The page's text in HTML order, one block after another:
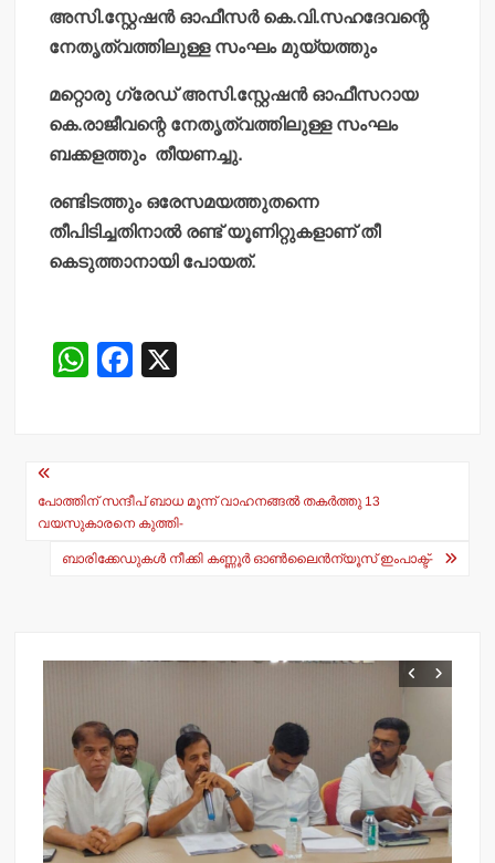
അസി.സ്റ്റേഷന്‍ ഓഫീസര്‍ കെ.വി.സഹദേവന്റെ
നേതൃത്വത്തിലുള്ള സംഘം മുയ്യത്തും
മറ്റൊരു ഗ്രേഡ് അസി.സ്റ്റേഷന്‍ ഓഫീസറായ
കെ.രാജീവന്റെ നേതൃത്വത്തിലുള്ള സംഘം
ബക്കളത്തും തീയണച്ചു.
രണ്ടിടത്തും ഒരേസമയത്തുതന്നെ
തീപിടിച്ചതിനാല്‍ രണ്ട് യൂണിറ്റുകളാണ് തീ
കെടുത്താനായി പോയത്.
W
A
p
p
F
b
o
o
Post
navigation
പോത്തിന് സന്ദീപ് ബാധ മൂന്ന് വാഹനങ്ങല്‍ തകര്‍ത്തു 13
വയസുകാരനെ കുത്തി-
ബാരിക്കേഡുകള്‍ നീക്കി കണ്ണൂര്‍ ഓണ്‍ലൈന്‍ന്യൂസ് ഇംപാക്ട്-